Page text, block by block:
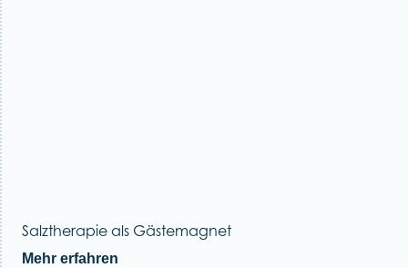
Salztherapie als Gästemagnet
Mehr erfahren